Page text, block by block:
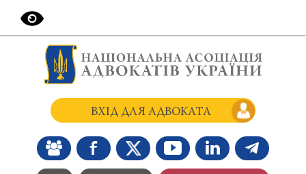
ВХІД ДЛЯ АДВОКАТА